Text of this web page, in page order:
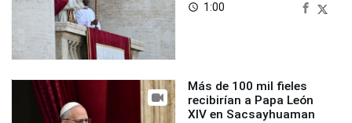
access_time 1:00
Más de 100 mil fieles
recibirían a Papa León
XIV en Sacsayhuaman